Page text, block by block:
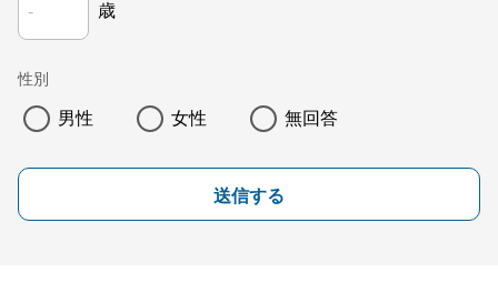
歳
性別
男性 女性 無回答
送信する